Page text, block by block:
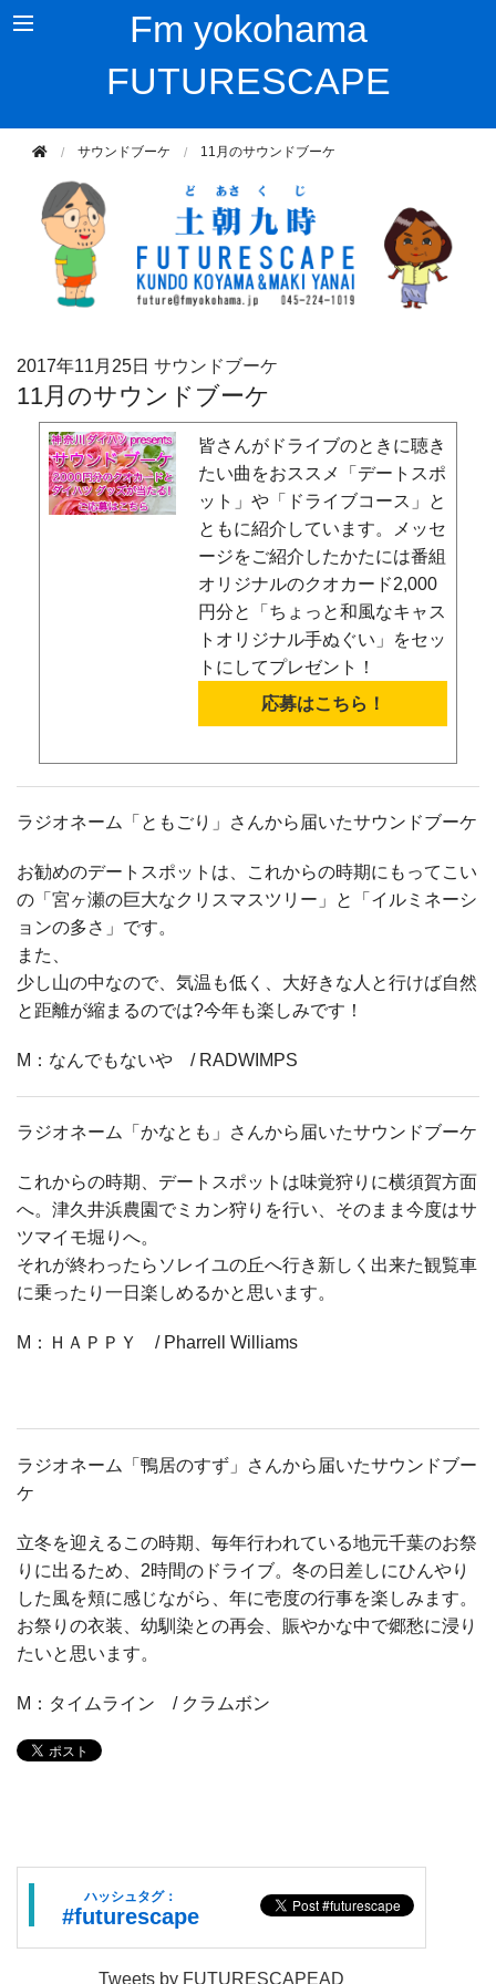
Fm yokohama
FUTURESCAPE
サウンドブーケ 11月のサウンドブーケ
2017年11月25日 サウンドブーケ
11月のサウンドブーケ
皆さんがドライブのときに聴き
たい曲をおススメ「デートスポ
ット」や「ドライブコース」と
ともに紹介しています。メッセ
ージをご紹介したかたには番組
オリジナルのクオカード2,000
円分と「ちょっと和風なキャス
トオリジナル手ぬぐい」をセッ
トにしてプレゼント！
応募はこちら！
ラジオネーム「ともごり」さんから届いたサウンドブーケ
お勧めのデートスポットは、これからの時期にもってこい
の「宮ヶ瀬の巨大なクリスマスツリー」と「イルミネーシ
ョンの多さ」です。
また、
少し山の中なので、気温も低く、大好きな人と行けば自然
と距離が縮まるのでは?今年も楽しみです！
М：なんでもないや / RADWIMPS
ラジオネーム「かなとも」さんから届いたサウンドブーケ
これからの時期、デートスポットは味覚狩りに横須賀方面
へ。津久井浜農園でミカン狩りを行い、そのまま今度はサ
ツマイモ堀りへ。
それが終わったらソレイユの丘へ行き新しく出来た観覧車
に乗ったり一日楽しめるかと思います。
М：ＨＡＰＰＹ / Pharrell Williams
ラジオネーム「鴨居のすず」さんから届いたサウンドブー
ケ
立冬を迎えるこの時期、毎年行われている地元千葉のお祭
りに出るため、2時間のドライブ。冬の日差しにひんやり
した風を頬に感じながら、年に壱度の行事を楽しみます。
お祭りの衣装、幼馴染との再会、賑やかな中で郷愁に浸り
たいと思います。
М：タイムライン / クラムボン
ハッシュタグ：
#futurescape
Tweets by FUTURESCAPEAD